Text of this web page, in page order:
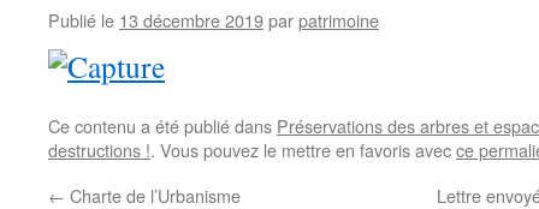
Publié le 13 décembre 2019parpatrimoine
Ce contenu a été publié dans Préservations des arbres et
destructions !. Vous pouvez le mettre en favoris avecce
← Charte de l’Urbanisme
Lettre